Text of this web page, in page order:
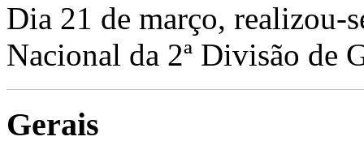
Dia 21 de março, realizou-
Nacional da 2ª Divisão de
Gerais